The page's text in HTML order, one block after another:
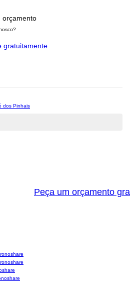
orçamento
dos Pinhais
gratuitamente
Peça um orçamento